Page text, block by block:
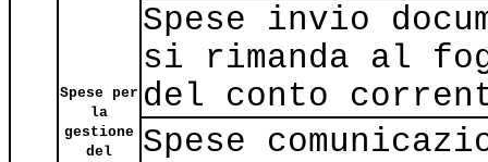
Spese per
la
gestione
del
Spese invio
si rimanda al
del conto
Spese